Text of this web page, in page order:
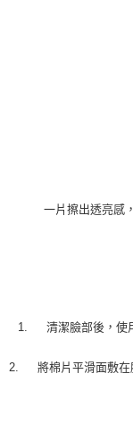
一片擦出透亮感
1. 清潔臉部後，使
2.
將棉片平滑面敷